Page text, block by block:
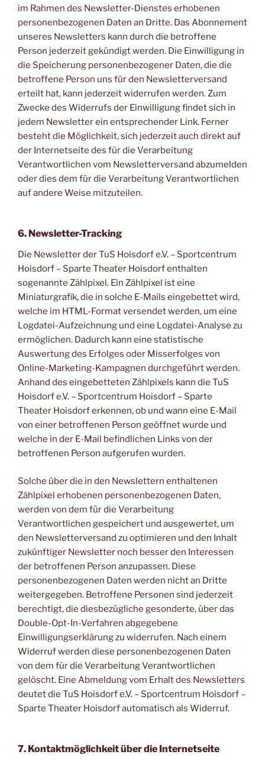
im Rahmen des Newsletter-Dienstes erhobenen
personenbezogenen Daten an Dritte. Das Abonnement
unseres Newsletters kann durch die betroffene
Person jederzeit gekündigt werden. Die Einwilligung in
die Speicherung personenbezogener Daten, die die
betroffene Person uns für den Newsletterversand
erteilt hat, kann jederzeit widerrufen werden. Zum
Zwecke des Widerrufs der Einwilligung findet sich in
jedem Newsletter ein entsprechender Link. Ferner
besteht die Möglichkeit, sich jederzeit auch direkt auf
der Internetseite des für die Verarbeitung
Verantwortlichen vom Newsletterversand abzumelden
oder dies dem für die Verarbeitung Verantwortlichen
auf andere Weise mitzuteilen.
6. Newsletter-Tracking
Die Newsletter der TuS Hoisdorf e.V. – Sportcentrum
Hoisdorf – Sparte Theater Hoisdorf enthalten
sogenannte Zählpixel. Ein Zählpixel ist eine
Miniaturgrafik, die in solche E-Mails eingebettet wird,
welche im HTML-Format versendet werden, um eine
Logdatei-Aufzeichnung und eine Logdatei-Analyse zu
ermöglichen. Dadurch kann eine statistische
Auswertung des Erfolges oder Misserfolges von
Online-Marketing-Kampagnen durchgeführt werden.
Anhand des eingebetteten Zählpixels kann die TuS
Hoisdorf e.V. – Sportcentrum Hoisdorf – Sparte
Theater Hoisdorf erkennen, ob und wann eine E-Mail
von einer betroffenen Person geöffnet wurde und
welche in der E-Mail befindlichen Links von der
betroffenen Person aufgerufen wurden.
Solche über die in den Newslettern enthaltenen
Zählpixel erhobenen personenbezogenen Daten,
werden von dem für die Verarbeitung
Verantwortlichen gespeichert und ausgewertet, um
den Newsletterversand zu optimieren und den Inhalt
zukünftiger Newsletter noch besser den Interessen
der betroffenen Person anzupassen. Diese
personenbezogenen Daten werden nicht an Dritte
weitergegeben. Betroffene Personen sind jederzeit
berechtigt, die diesbezügliche gesonderte, über das
Double-Opt-In-Verfahren abgegebene
Einwilligungserklärung zu widerrufen. Nach einem
Widerruf werden diese personenbezogenen Daten
von dem für die Verarbeitung Verantwortlichen
gelöscht. Eine Abmeldung vom Erhalt des Newsletters
deutet die TuS Hoisdorf e.V. – Sportcentrum Hoisdorf –
Sparte Theater Hoisdorf automatisch als Widerruf.
7. Kontaktmöglichkeit über die Internetseite